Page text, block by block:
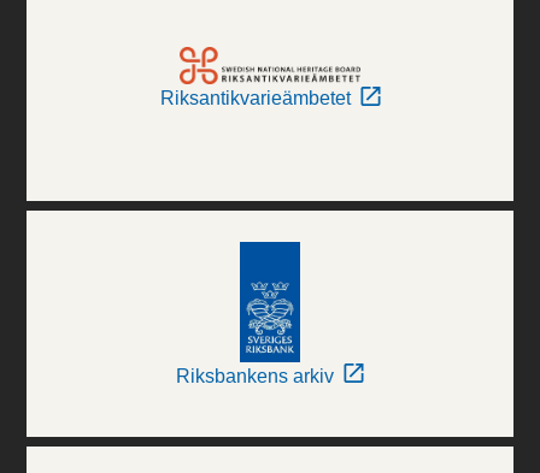
Riksantikvarieämbetet
Riksbankens arkiv